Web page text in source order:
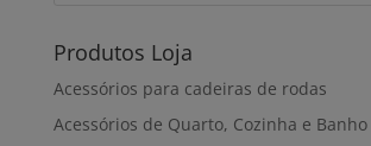
Produtos Loja
Acessórios para cadeiras de rodas
Acessórios de Quarto, Cozinha e Banho